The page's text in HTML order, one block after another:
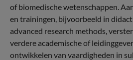
of biomedische wetenschappen.
en trainingen, bijvoorbeeld in
advanced research methods,
verdere academische of
ontwikkelen van vaardigheden in